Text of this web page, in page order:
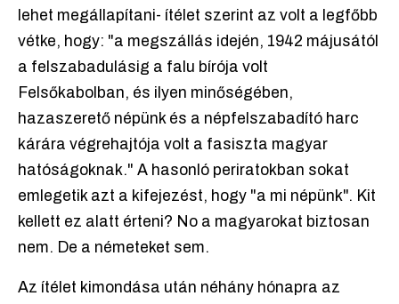
lehet megállapítani- ítélet szerint az volt a legfőbb
vétke, hogy: "a megszállás idején, 1942 májusától
a felszabadulásig a falu bírója volt
Felsőkabolban, és ilyen minőségében,
hazaszerető népünk és a népfelszabadító harc
kárára végrehajtója volt a fasiszta magyar
hatóságoknak." A hasonló periratokban sokat
emlegetik azt a kifejezést, hogy "a mi népünk". Kit
kellett ez alatt érteni? No a magyarokat biztosan
nem. De a németeket sem.
Az ítélet kimondása után néhány hónapra az